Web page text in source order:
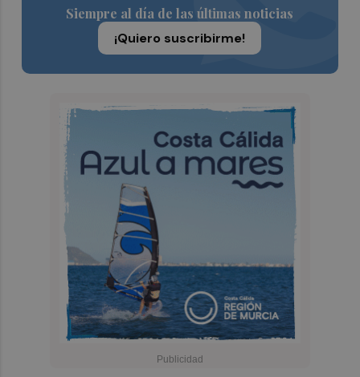
Siempre al día de las últimas noticias
¡Quiero suscribirme!